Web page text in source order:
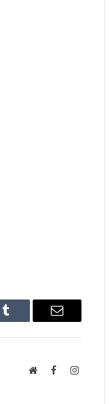
Tumblr Email
WebsiteFacebook